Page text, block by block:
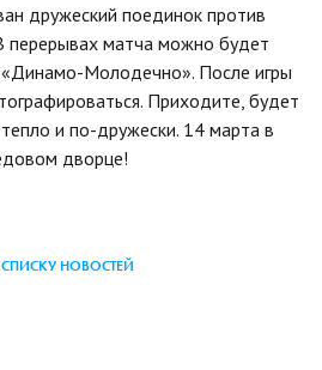
дружеский поединок против
перерывах матча можно будет
Молодечно». После игры
Приходите, будет
и по-дружески. 14 марта в
дворце!
НОВОСТЕЙ